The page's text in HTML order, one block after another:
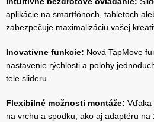
aplikácie na smartfónoch, tabletoch
zabezpečuje maximalizáciu vašej
Inovatívne funkcie: Nová TapMove
nastavenie rýchlosti a polohy
tele slideru.
Flexibilné možnosti montáže: Vďaka
na vrchu a spodku, ako aj adaptéru